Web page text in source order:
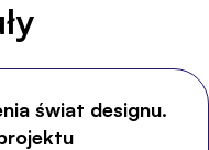
świat designu.